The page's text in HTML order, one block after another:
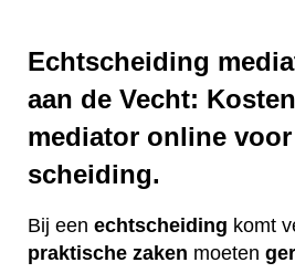
Echtscheiding
aan de Vecht:
mediator online voor
scheiding.
Bij een echtscheiding komt
praktische zaken moeten